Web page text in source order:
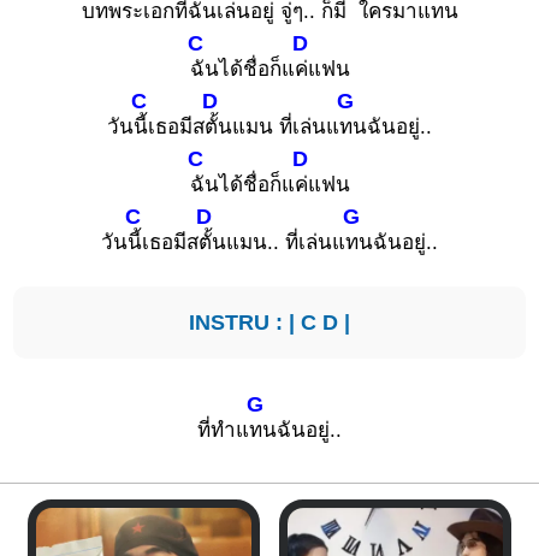
บทพระเอกที่ฉันเล่นอยู่ จู่ๆ.. ก็มี ใครมาแทน
C
ฉันได้ชื่อก็แ
D
ค่แฟน
วัน
C
นี้เธอมีส
D
ตั้นแมน ที่เล่นแ
G
ทนฉันอยู่..
C
ฉันได้ชื่อก็แ
D
ค่แฟน
วัน
C
นี้เธอมีส
D
ตั้นแมน.. ที่เล่นแ
G
ทนฉันอยู่..
INSTRU : | C D |
ที่ทำแ
G
ทนฉันอยู่..